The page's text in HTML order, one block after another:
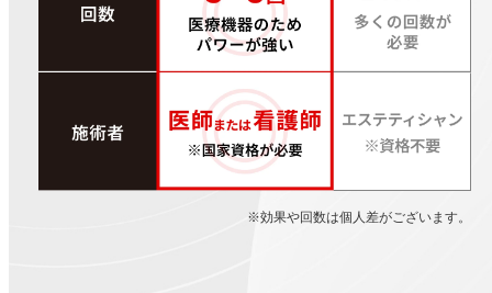
※効果や回数は個人差がございます。